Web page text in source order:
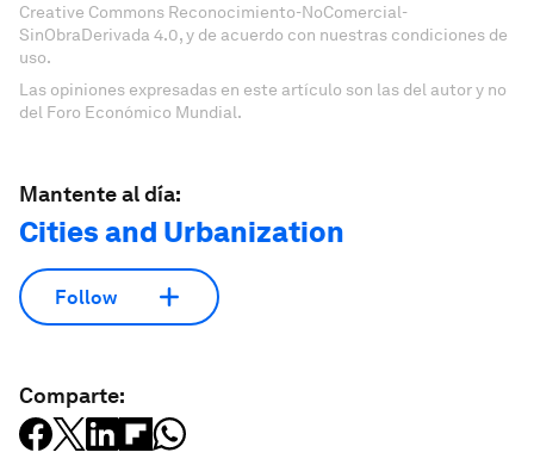
Creative Commons Reconocimiento-NoComercial-
SinObraDerivada 4.0, y de acuerdo con nuestras condiciones de
uso.
Las opiniones expresadas en este artículo son las del autor y no
del Foro Económico Mundial.
Mantente al día:
Cities and Urbanization
Follow
Comparte: